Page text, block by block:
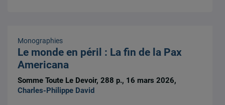
Monographies
Le monde en péril : La fin de la Pax
Americana
Somme Toute Le Devoir, 288 p., 16 mars 2026,
Charles-Philippe David